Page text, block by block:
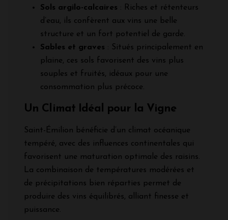
Sols argilo-calcaires : Riches et rétenteurs
d’eau, ils confèrent aux vins une belle
structure et un fort potentiel de garde.
Sables et graves : Situés principalement en
plaine, ces sols favorisent des vins plus
souples et fruités, idéaux pour une
consommation plus précoce.
Un Climat Idéal pour la Vigne
Saint-Émilion bénéficie d’un climat océanique
tempéré, avec des influences continentales qui
favorisent une maturation optimale des raisins.
La combinaison de températures modérées et
de précipitations bien réparties permet de
produire des vins équilibrés, alliant finesse et
puissance.